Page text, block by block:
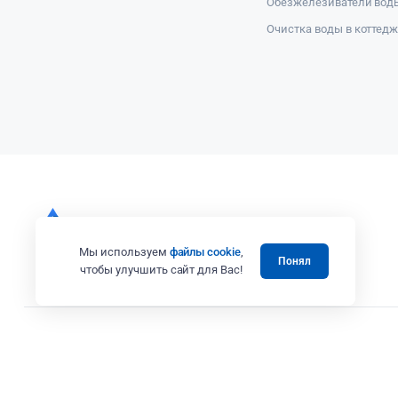
Очистка воды в
Мы используем файлы cookie,
чтобы улучшить сайт для Вас!
Понял